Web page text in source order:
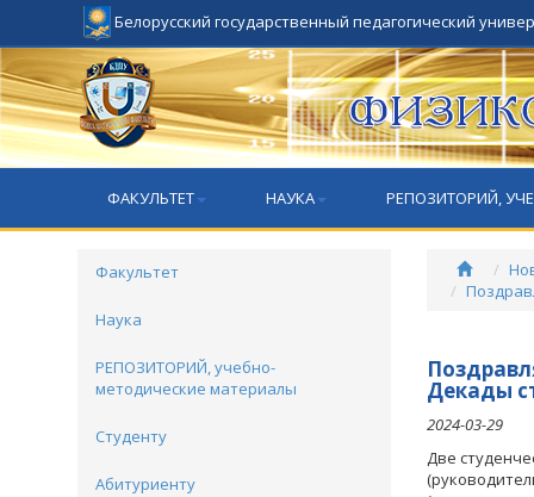
Белорусский государственный педагогический
ФАКУЛЬТЕТ НАУКА РЕПОЗИТОРИЙ,
Факультет
Наука
РЕПОЗИТОРИЙ, учебно-
методические материалы
Студенту
Абитуриенту
Декады
2024-03-29
Две